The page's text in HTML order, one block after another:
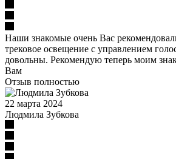
Наши знакомые очень Вас
трековое освещение с управлением
довольны. Рекомендую теперь моим
Вам
Отзыв полностью
22 марта 2024
Людмила Зубкова